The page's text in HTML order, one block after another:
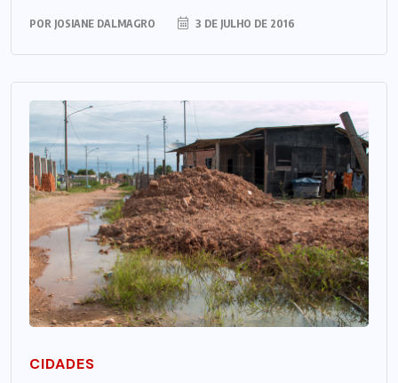
POR JOSIANE DALMAGRO 3 DE JULHO DE 2016
CIDADES